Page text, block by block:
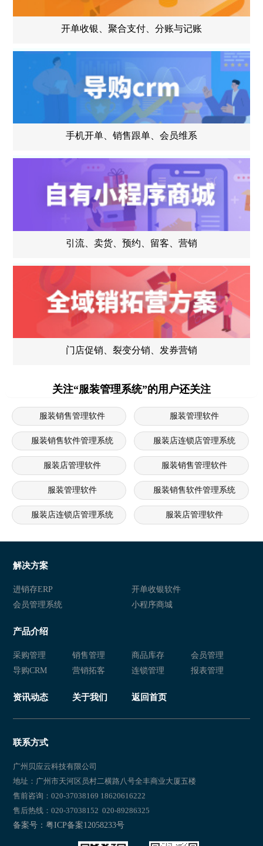
开单收银、聚合支付、分账与记账
手机开单、销售跟单、会员维系
引流、卖货、预约、留客、营销
门店促销、裂变分销、发券营销
关注“服装管理系统”的用户还关注
服装销售管理软件 服装管理软件
服装销售软件管理系统 服装店连锁店管理系统
服装店管理软件 服装销售管理软件
服装管理软件 服装销售软件管理系统
服装店连锁店管理系统 服装店管理软件
服装店连锁店管理系统
服装销售软件管理系统 服装店连锁店管理系统
服装店连锁店管理系统
服装店连锁店管理系统
服装店连锁店管理系统
服装管理软件 服装销售管理软件
服装销售软件管理系统
解决方案
进销存ERP
开单收银软件
会员管理系统
小程序商城
产品介绍
采购管理 销售管理 商品库存
会员管理
导购CRM
营销拓客 连锁管理 报表管理
资讯动态 关于我们 返回首页
联系方式
广州贝应云科技有限公司
地址：广州市天河区员村二横路八号全丰商业大厦五楼
售前咨询：020-37038169 18620616222
售后热线：020-37038152 020-89286325
备案号：粤ICP备案12058233号